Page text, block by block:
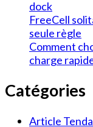
dock
FreeCell
seule règle
Comment
charge
Catégories
Article